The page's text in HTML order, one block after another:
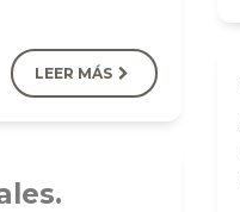
LEER MÁS